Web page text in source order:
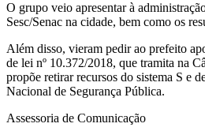
O grupo veio apresentar à
Sesc/Senac na cidade, bem como os
Além disso, vieram pedir ao prefeito
de lei nº 10.372/2018, que tramita na
propõe retirar recursos do sistema S e
Nacional de Segurança Pública.
Assessoria de Comunicação